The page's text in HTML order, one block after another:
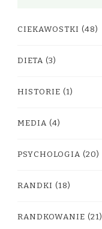
CIEKAWOSTKI (48)
DIETA (3)
HISTORIE (1)
MEDIA (4)
PSYCHOLOGIA (20)
RANDKI (18)
RANDKOWANIE (21)